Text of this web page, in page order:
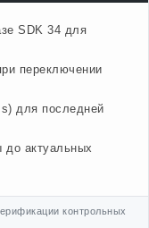
SDK 34 для
переключении
для последней
до актуальных
контрольных